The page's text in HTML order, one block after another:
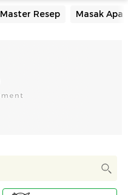
Master Resep Masak Apa